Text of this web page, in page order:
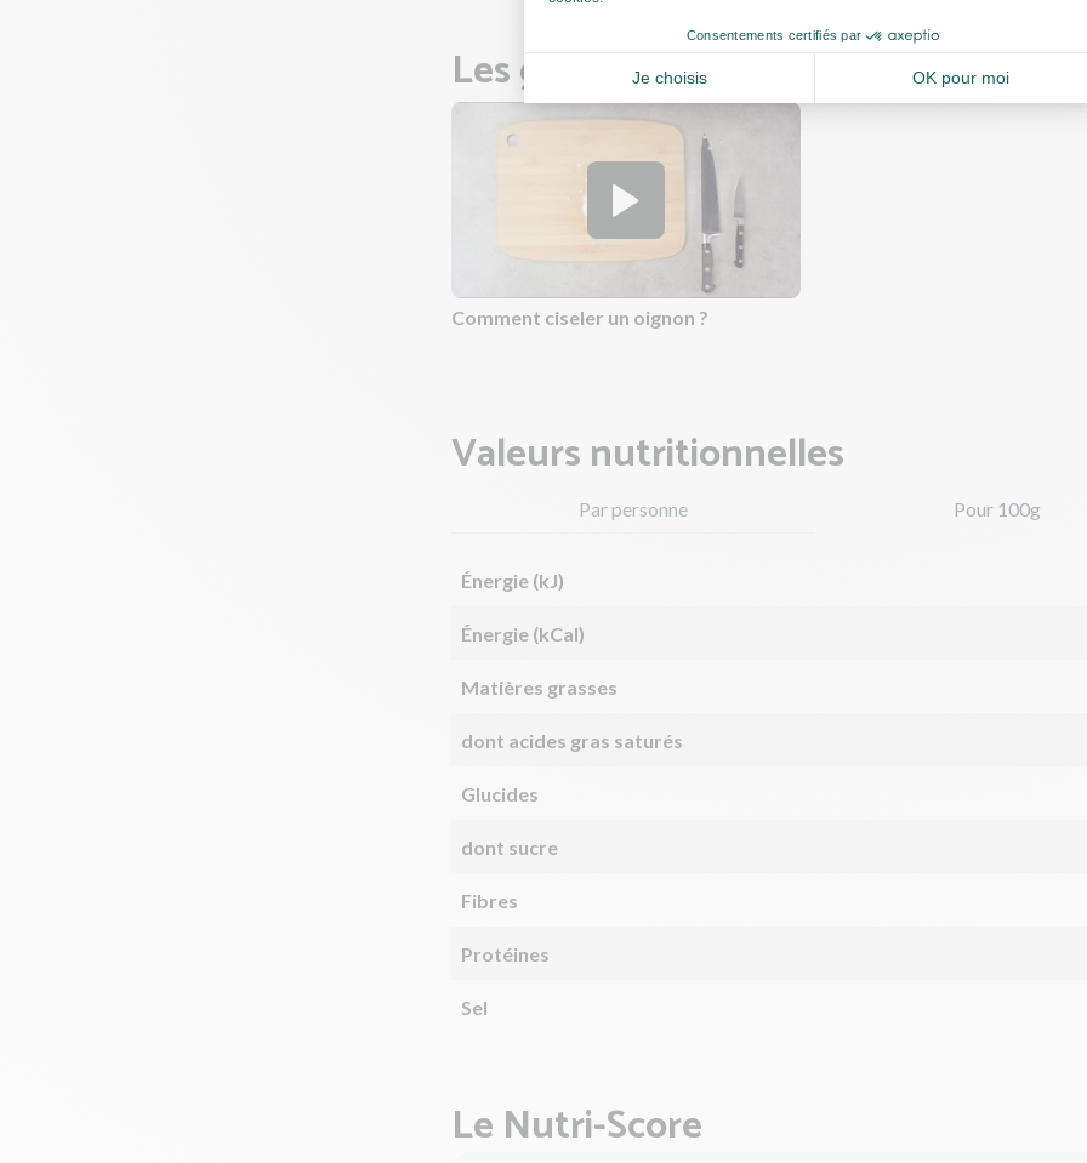
Les gestes de cuisine
Comment ciseler un oignon ?
Valeurs nutritionnelles
Par personne Pour 100g
Énergie (kJ)
Énergie (kCal)
Matières grasses
dont acides gras saturés
Glucides
dont sucre
Fibres
Protéines
Sel
Le Nutri-Score